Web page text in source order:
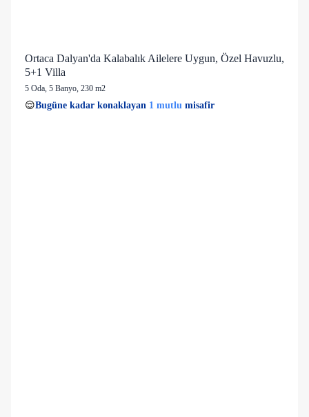
Ortaca Dalyan'da Kalabalık Ailelere Uygun, Özel Havuzlu,
5+1 Villa
5 Oda, 5 Banyo, 230 m2
👀Son 1 saatte26 kişigörüntüledi